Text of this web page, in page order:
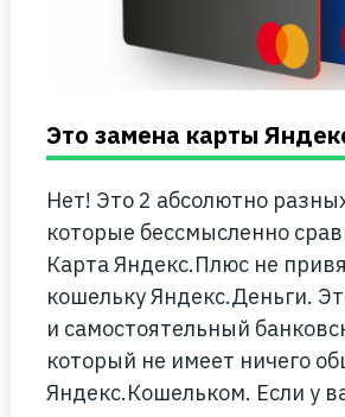
Это замена карты
Нет! Это 2 абсолютно
которые бессмысленно
Карта Яндекс.Плюс не
кошельку Яндекс.Деньги.
и самостоятельный
который не имеет ничего
Яндекс.Кошельком. Если у